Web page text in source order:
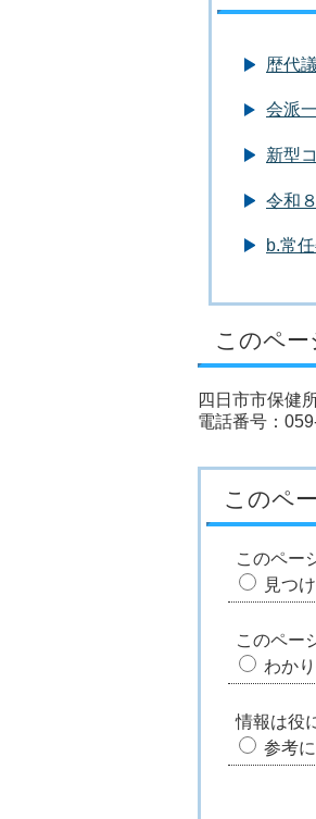
歴代
会派
新型
令和
b.常
このペ
四日市市保健
電話番号：
このペ
このペー
見つ
このペー
わか
情報は役
参考